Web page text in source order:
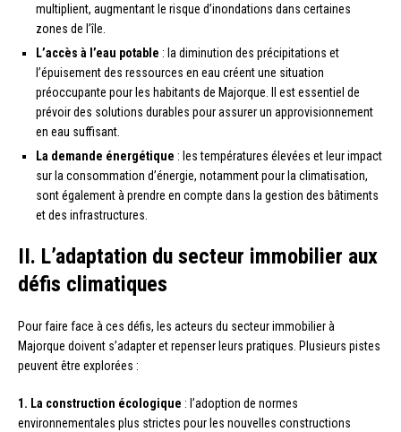
multiplient, augmentant le risque d’inondations dans certaines
zones de l’île.
L’accès à l’eau potable : la diminution des précipitations et
l’épuisement des ressources en eau créent une situation
préoccupante pour les habitants de Majorque. Il est essentiel de
prévoir des solutions durables pour assurer un approvisionnement
en eau suffisant.
La demande énergétique : les températures élevées et leur impact
sur la consommation d’énergie, notamment pour la climatisation,
sont également à prendre en compte dans la gestion des bâtiments
et des infrastructures.
II. L’adaptation du secteur immobilier aux
défis climatiques
Pour faire face à ces défis, les acteurs du secteur immobilier à
Majorque doivent s’adapter et repenser leurs pratiques. Plusieurs pistes
peuvent être explorées :
1. La construction écologique : l’adoption de normes
environnementales plus strictes pour les nouvelles constructions